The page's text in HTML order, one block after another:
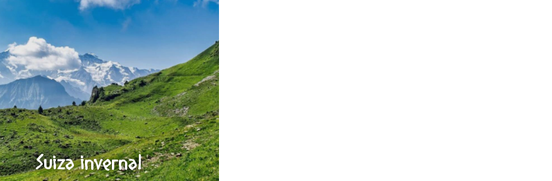
Suiza invernal